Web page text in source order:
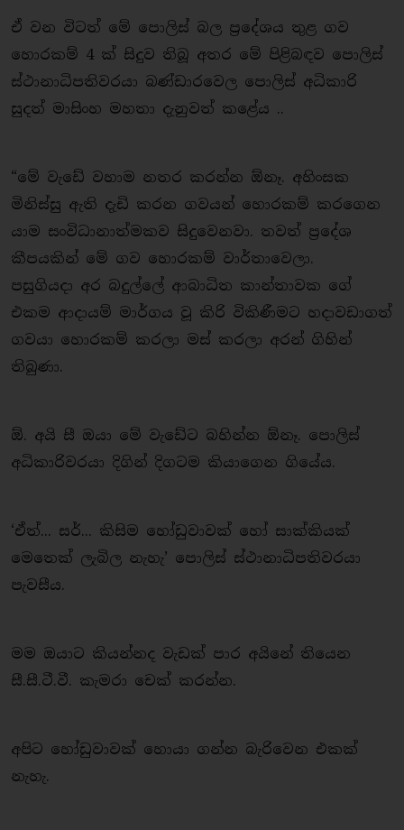
ඒ වන විටත් මේ පොලිස් බල ප්‍රදේශය තුළ ගව
හොරකම් 4 ක් සිදුව තිබූ අතර මේ පිළිබඳව පොලිස්
ස්ථානාධිපතිවරයා බණ්ඩාරවෙල පොලිස් අධිකාරි
සුදත් මාසිංහ මහතා දැනුවත් කළේය ..
“මේ වැඩේ වහාම නතර කරන්න ඕනෑ. අහිංසක
මිනිස්සු ඇති දැඩි කරන ගවයන් හොරකම් කරගෙන
යාම සංවිධානාත්මකව සිදුවෙනවා. තවත් ප්‍රදේශ
කීපයකින් මේ ගව හොරකම් වාර්තාවෙලා.
පසුගියදා අර බදුල්ලේ ආබාධිත කාන්තාවක ගේ
එකම ආදායම් මාර්ගය වූ කිරි විකිණීමට හදාවඩාගත්
ගවයා හොරකම් කරලා මස් කරලා අරන් ගිහින්
තිබුණා.
ඕ. අයි සී ඔයා මේ වැඩේට බහින්න ඕනෑ. පොලිස්
අධිකාරිවරයා දිගින් දිගටම කියාගෙන ගියේය.
‘ඒත්... සර්... කිසිම හෝඩුවාවක් හෝ සාක්කියක්
මෙතෙක් ලැබිල නැහැ’ පොලිස් ස්ථානාධිපතිවරයා
පැවසීය.
මම ඔයාට කියන්නද වැඩක් පාර අයිනේ තියෙන
සී.සී.ටී.වී. කැමරා චෙක් කරන්න.
අපිට හෝඩුවාවක් හොයා ගන්න බැරිවෙන එකක්
නැහැ.